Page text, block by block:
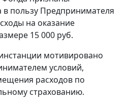
пользу Предпринимателя
на оказание
15 000 руб.
мотивировано
условий,
расходов по
страхованию.